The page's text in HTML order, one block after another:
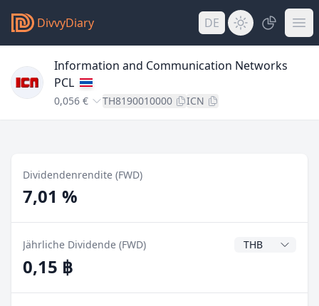
DivvyDiary DE
Information and Communication Networks
PCL
0,056 € TH8190010000 ICN
Dividendenrendite (FWD)
7,01 %
Jährliche Dividende (FWD)
0,15 ฿